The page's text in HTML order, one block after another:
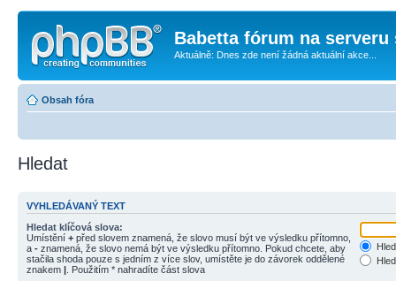
Babetta fórum na serveru
Aktuálně: Dnes zde není žádná aktuální akce...
Obsah fóra
Hledat
VYHLEDÁVANÝ TEXT
Hledat klíčová slova:
Umístění + před slovem znamená, že slovo musí být ve výsledku přítomno,
a - znamená, že slovo nemá být ve výsledku přítomno. Pokud chcete, aby
stačila shoda pouze s jedním z více slov, umístěte je do závorek oddělené
znakem | . Použitím * nahradíte část slova